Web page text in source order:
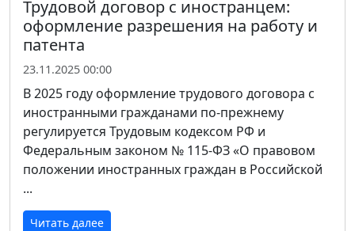
Трудовой договор с иностранцем:
оформление разрешения на работу и
патента
23.11.2025 00:00
В 2025 году оформление трудового договора с
иностранными гражданами по-прежнему
регулируется Трудовым кодексом РФ и
Федеральным законом № 115-ФЗ «О правовом
положении иностранных граждан в Российской
...
Читать далее